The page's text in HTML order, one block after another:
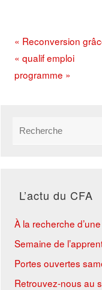
« Reconversion
« qualif emploi
programme »
L’actu du CFA
À la recherche
Semaine de
Portes ouvertes
Retrouvez-nous au